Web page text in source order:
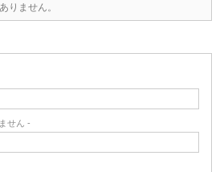
りません。
せん -